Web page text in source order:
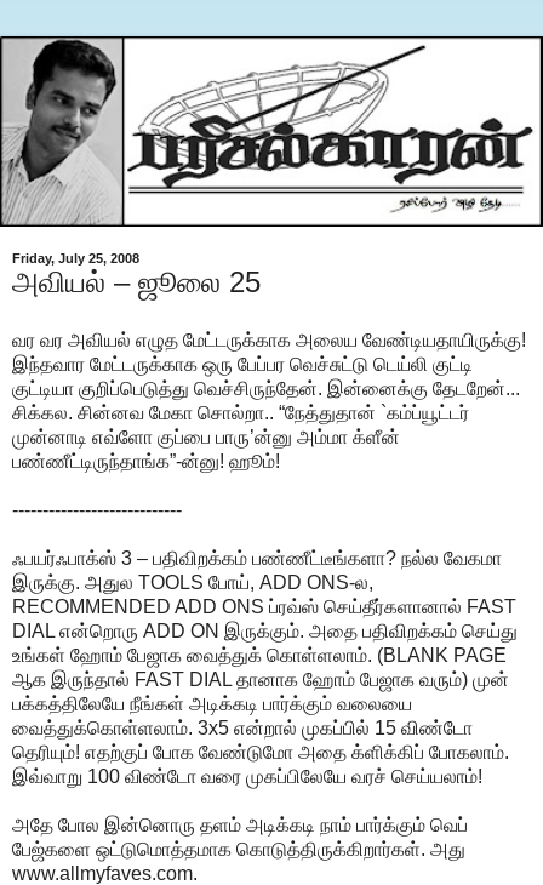
Friday, July 25, 2008
அவியல் – ஜூலை 25
வர வர அவியல் எழுத மேட்டருக்காக அலைய வேண்டியதாயிருக்கு!
இந்தவார மேட்டருக்காக ஒரு பேப்பர வெச்சுட்டு டெய்லி குட்டி
குட்டியா குறிப்பெடுத்து வெச்சிருந்தேன். இன்னைக்கு தேடறேன்...
சிக்கல. சின்னவ மேகா சொல்றா.. “நேத்துதான் `கம்ப்யூட்டர்
முன்னாடி எவ்ளோ குப்பை பாரு’ன்னு அம்மா க்ளீன்
பண்ணீட்டிருந்தாங்க”-ன்னு! ஹூம்!
----------------------------
ஃபயர்ஃபாக்ஸ் 3 – பதிவிறக்கம் பண்ணீட்டீங்களா? நல்ல வேகமா
இருக்கு. அதுல TOOLS போய், ADD ONS-ல,
RECOMMENDED ADD ONS ப்ரவ்ஸ் செய்தீர்களானால் FAST
DIAL என்றொரு ADD ON இருக்கும். அதை பதிவிறக்கம் செய்து
உங்கள் ஹோம் பேஜாக வைத்துக் கொள்ளலாம். (BLANK PAGE
ஆக இருந்தால் FAST DIAL தானாக ஹோம் பேஜாக வரும்) முன்
பக்கத்திலேயே நீங்கள் அடிக்கடி பார்க்கும் வலையை
வைத்துக்கொள்ளலாம். 3x5 என்றால் முகப்பில் 15 விண்டோ
தெரியும்! எதற்குப் போக வேண்டுமோ அதை க்ளிக்கிப் போகலாம்.
இவ்வாறு 100 விண்டோ வரை முகப்பிலேயே வரச் செய்யலாம்!
அதே போல இன்னொரு தளம் அடிக்கடி நாம் பார்க்கும் வெப்
பேஜ்களை ஒட்டுமொத்தமாக கொடுத்திருக்கிறார்கள். அது
www.allmyfaves.com.